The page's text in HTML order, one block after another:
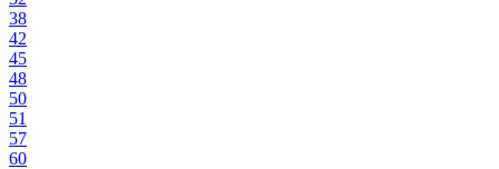
38
42
45
48
50
51
57
60